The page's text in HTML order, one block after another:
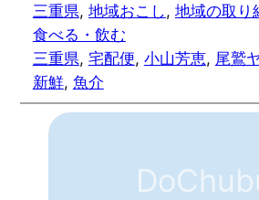
三重県, 地域おこし, 地域の取り
食べる・飲む
三重県, 宅配便, 小山芳恵, 尾鷲
新鮮, 魚介